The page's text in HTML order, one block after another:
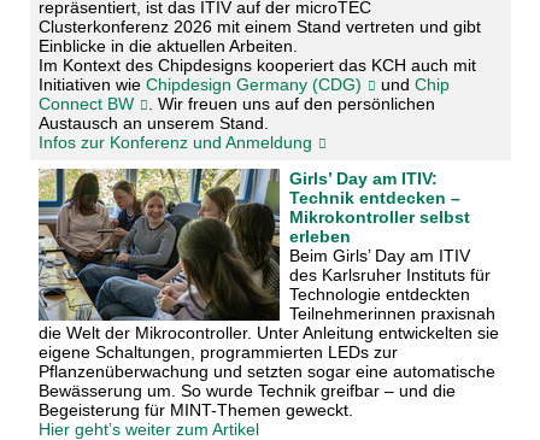
repräsentiert, ist das ITIV auf der microTEC
Clusterkonferenz 2026 mit einem Stand vertreten und gibt
Einblicke in die aktuellen Arbeiten.
Im Kontext des Chipdesigns kooperiert das KCH auch mit
Initiativen wie Chipdesign Germany (CDG) und Chip
Connect BW
. Wir freuen uns auf den persönlichen
Austausch an unserem Stand.
Infos zur Konferenz und Anmeldung
Girls’ Day am ITIV:
Technik entdecken –
Mikrokontroller selbst
erleben
Beim Girls’ Day am ITIV
des Karlsruher Instituts für
Technologie entdeckten
Teilnehmerinnen praxisnah
die Welt der Mikrocontroller. Unter Anleitung entwickelten sie
eigene Schaltungen, programmierten LEDs zur
Pflanzenüberwachung und setzten sogar eine automatische
Bewässerung um. So wurde Technik greifbar – und die
Begeisterung für MINT-Themen geweckt.
Hier geht’s weiter zum Artikel